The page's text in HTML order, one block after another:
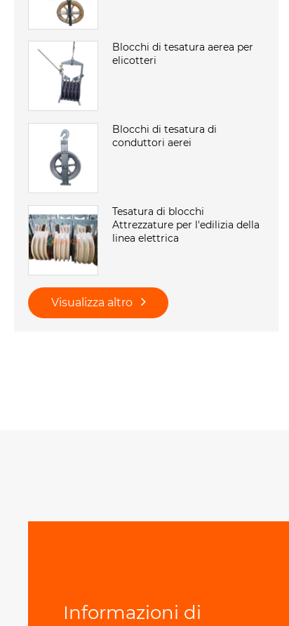
Blocchi di tesatura aerea per
elicotteri
Blocchi di tesatura di
conduttori aerei
Tesatura di blocchi
Attrezzature per l'edilizia della
linea elettrica
Visualizza altro
Informazioni di